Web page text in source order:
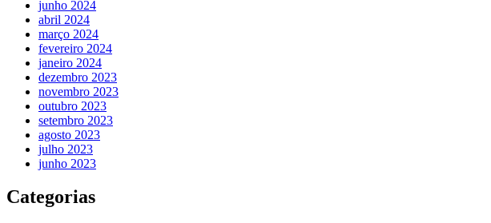
junho 2024
abril 2024
março 2024
fevereiro 2024
janeiro 2024
dezembro 2023
novembro 2023
outubro 2023
setembro 2023
agosto 2023
julho 2023
junho 2023
Categorias